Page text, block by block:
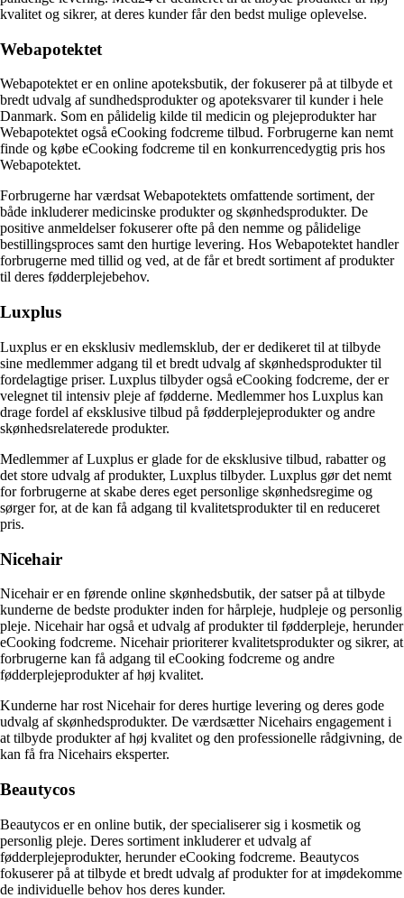
kvalitet og sikrer, at deres kunder får den bedst mulige oplevelse.
Webapotektet
Webapotektet er en online apoteksbutik, der fokuserer på at tilbyde et
bredt udvalg af sundhedsprodukter og apoteksvarer til kunder i hele
Danmark. Som en pålidelig kilde til medicin og plejeprodukter har
Webapotektet også eCooking fodcreme tilbud. Forbrugerne kan nemt
finde og købe eCooking fodcreme til en konkurrencedygtig pris hos
Webapotektet.
Forbrugerne har værdsat Webapotektets omfattende sortiment, der
både inkluderer medicinske produkter og skønhedsprodukter. De
positive anmeldelser fokuserer ofte på den nemme og pålidelige
bestillingsproces samt den hurtige levering. Hos Webapotektet handler
forbrugerne med tillid og ved, at de får et bredt sortiment af produkter
til deres fødderplejebehov.
Luxplus
Luxplus er en eksklusiv medlemsklub, der er dedikeret til at tilbyde
sine medlemmer adgang til et bredt udvalg af skønhedsprodukter til
fordelagtige priser. Luxplus tilbyder også eCooking fodcreme, der er
velegnet til intensiv pleje af fødderne. Medlemmer hos Luxplus kan
drage fordel af eksklusive tilbud på fødderplejeprodukter og andre
skønhedsrelaterede produkter.
Medlemmer af Luxplus er glade for de eksklusive tilbud, rabatter og
det store udvalg af produkter, Luxplus tilbyder. Luxplus gør det nemt
for forbrugerne at skabe deres eget personlige skønhedsregime og
sørger for, at de kan få adgang til kvalitetsprodukter til en reduceret
pris.
Nicehair
Nicehair er en førende online skønhedsbutik, der satser på at tilbyde
kunderne de bedste produkter inden for hårpleje, hudpleje og personlig
pleje. Nicehair har også et udvalg af produkter til fødderpleje, herunder
eCooking fodcreme. Nicehair prioriterer kvalitetsprodukter og sikrer, at
forbrugerne kan få adgang til eCooking fodcreme og andre
fødderplejeprodukter af høj kvalitet.
Kunderne har rost Nicehair for deres hurtige levering og deres gode
udvalg af skønhedsprodukter. De værdsætter Nicehairs engagement i
at tilbyde produkter af høj kvalitet og den professionelle rådgivning, de
kan få fra Nicehairs eksperter.
Beautycos
Beautycos er en online butik, der specialiserer sig i kosmetik og
personlig pleje. Deres sortiment inkluderer et udvalg af
fødderplejeprodukter, herunder eCooking fodcreme. Beautycos
fokuserer på at tilbyde et bredt udvalg af produkter for at imødekomme
de individuelle behov hos deres kunder.